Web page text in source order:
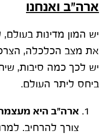
ארה"ב ואנחנו
יש המון מדינות
את מצב הכלכלה,
יש לכך כמה סיבות,
ביחס ליתר העולם.
ארה"ב היא
צורך להרחיב.